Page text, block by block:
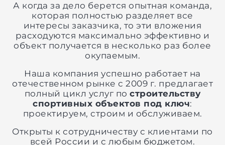
А когда за дело берется опытная команда,
которая полностью разделяет все
интересы заказчика, то эти вложения
расходуются максимально эффективно и
объект получается в несколько раз более
окупаемым.
Наша компания успешно работает на
отечественном рынке с 2009 г. предлагает
полный цикл услуг по строительству
спортивных объектов под ключ:
проектируем, строим и обслуживаем.
Открыты к сотрудничеству с клиентами по
всей России и с любым бюджетом.